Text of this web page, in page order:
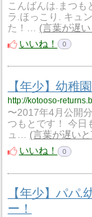
こんばんは.まつも
ラ.ほっこり. キュ
た！…
言葉が遅
いいね！
0
【年少】幼稚
http://kotooso-
〜2017年4月公開
つもとです！ 今日
ュ…
言葉が遅い
いいね！
0
【年少】パパ.
ー！